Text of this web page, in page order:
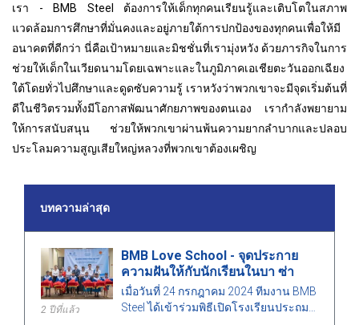
เรา - BMB Steel ต้องการให้เด็กทุกคนเรียนรู้และเติบโตในสภาพ
แวดล้อมการศึกษาที่มั่นคงและอยู่ภายใต้การปกป้องของทุกคนเพื่อให้มี
อนาคตที่ดีกว่า นี่คือเป้าหมายและมิชชั่นที่เรามุ่งหวัง ด้วยภารกิจในการ
ช่วยให้เด็กในเวียดนามโดยเฉพาะและในภูมิภาคเอเชียตะวันออกเฉียง
ใต้โดยทั่วไปศึกษาและดูดซับความรู้ เราหวังว่าพวกเขาจะมีจุดเริ่มต้นที่
ดีในชีวิตรวมทั้งมีโอกาสพัฒนาศักยภาพของตนเอง เรากำลังพยายาม
ให้การสนับสนุน ช่วยให้พวกเขาผ่านพ้นความยากลำบากและปลอบ
ประโลมความสูญเสียใหญ่หลวงที่พวกเขาต้องเผชิญ
บทความล่าสุด
2 ปีที่แล้ว
BMB Love School - จุดประกาย
ความฝันให้กับนักเรียนในบา ซ่า
เมื่อวันที่ 24 กรกฎาคม 2024 ทีมงาน BMB
Steel ได้เข้าร่วมพิธีเปิดโรงเรียนประถม